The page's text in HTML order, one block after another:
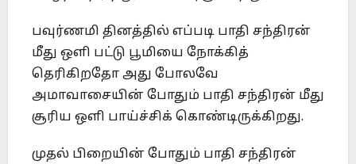
பவுர்ணமி தினத்தில் எப்படி பாதி சந்திரன்
மீது ஒளி பட்டு பூமியை நோக்கித்
தெரிகிறதோ அது போலவே
அமாவாசையின் போதும் பாதி சந்திரன் மீது
சூரிய ஒளி பாய்ச்சிக் கொண்டிருக்கிறது.
முதல் பிறையின் போதும் பாதி சந்திரன்